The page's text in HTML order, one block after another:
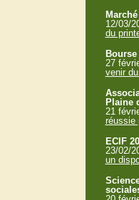
12/03/
du
27
venir
Plaine
21
réussie
ECIF
23/02/
un